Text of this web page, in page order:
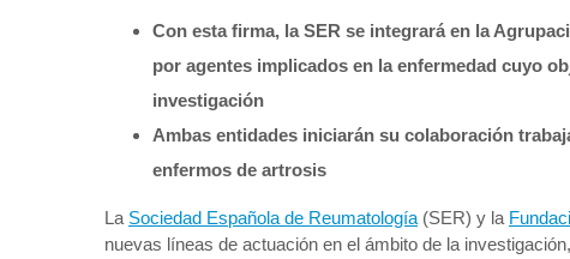
Con esta firma, la SER se integrará en la
por agentes implicados en la enfermedad cuyo
investigación
Ambas entidades iniciarán su colaboración
enfermos de artrosis
La Sociedad Española de Reumatología (SER) y la
nuevas líneas de actuación en el ámbito de la